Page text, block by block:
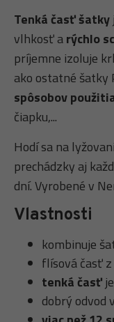
Tenká časť šatky
vlhkosť arýchlo
príjemne izoluje
ako ostatné šatky
spôsobov
čiapku,...
Hodí sa na
prechádzky aj
dní. Vyrobené v
Vlastnosti
kombinuje
flísová časť z
tenká časť
dobrý odvod